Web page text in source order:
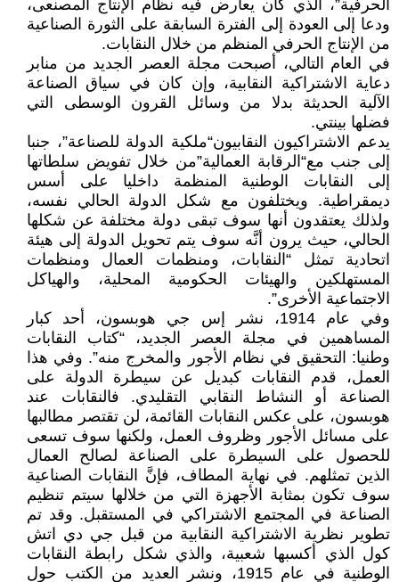
الحرفية”، الذي كان يعارض فيه نظام الإنتاج المصنعى،
ودعا إلى العودة إلى الفترة السابقة على الثورة الصناعية
من الإنتاج الحرفي المنظم من خلال النقابات.
في العام التالي، أصبحت مجلة العصر الجديد من منابر
دعاية الاشتراكية النقابية، وإن كان في سياق الصناعة
الآلية الحديثة بدلا من وسائل القرون الوسطى التي
فضلها بينتي.
يدعم الاشتراكيون النقابيون“ملكية الدولة للصناعة”، جنبا
إلى جنب مع“الرقابة العمالية”من خلال تفويض سلطاتها
إلى النقابات الوطنية المنظمة داخليا على أسس
ديمقراطية. ويختلفون مع شكل الدولة الحالي نفسه،
ولذلك يعتقدون أنها سوف تبقى دولة مختلفة عن شكلها
الحالي، حيث يرون أنَّه سوف يتم تحويل الدولة إلى هيئة
اتحادية تمثل “النقابات، ومنظمات العمال ومنظمات
المستهلكين والهيئات الحكومية المحلية، والهياكل
الاجتماعية الأخرى”.
وفي عام 1914، نشر إس جي هوبسون، أحد كبار
المساهمين في مجلة العصر الجديد، “كتاب النقابات
وطنيا: التحقيق في نظام الأجور والمخرج منه”. وفي هذا
العمل، قدم النقابات كبديل عن سيطرة الدولة على
الصناعة أو النشاط النقابي التقليدي. فالنقابات عند
هوبسون، على عكس النقابات القائمة، لن تقتصر مطالبها
على مسائل الأجور وظروف العمل، ولكنها سوف تسعى
للحصول على السيطرة على الصناعة لصالح العمال
الذين تمثلهم. في نهاية المطاف، فإنَّ النقابات الصناعية
سوف تكون بمثابة الأجهزة التي من خلالها سيتم تنظيم
الصناعة في المجتمع الاشتراكي في المستقبل. وقد تم
تطوير نظرية الاشتراكية النقابية من قبل جي دي اتش
كول الذي أكسبها شعبية، والذي شكل رابطة النقابات
الوطنية في عام 1915، ونشر العديد من الكتب حول